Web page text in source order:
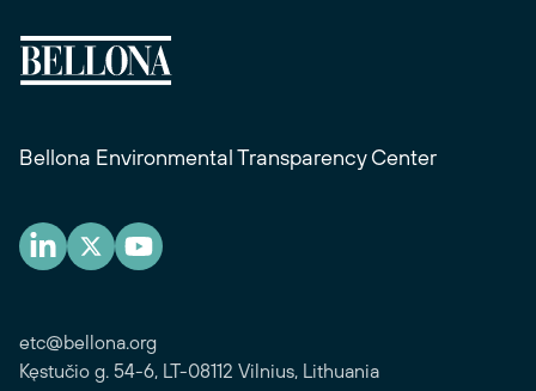
Bellona Environmental Transparency Center
etc@bellona.org
Kęstučio g. 54-6, LT-08112 Vilnius, Lithuania